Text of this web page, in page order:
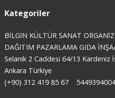
Kategoriler
BİLGİN KÜLTÜR SANAT
DAĞITIM PAZARLAMA GIDA
Selanik 2 Caddesi 64/13 Kardeniz
Ankara Türkiye
(+90) 312 419 85 67
5449394004